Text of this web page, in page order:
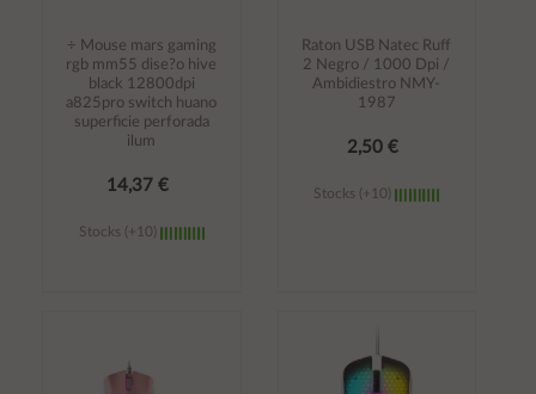
÷ Mouse mars gaming
rgb mm55 dise?o hive
black 12800dpi
a825pro switch huano
superficie perforada
ilum
14,37 €
Stocks (+10)
Raton USB Natec Ruff
2 Negro / 1000 Dpi /
Ambidiestro NMY-
1987
2,50 €
Stocks (+10)